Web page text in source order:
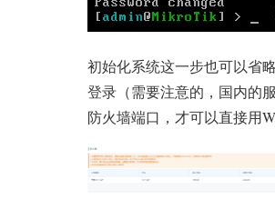
初始化系统这一步也可以省
登录（需要注意的，国内的
防火墙端口，才可以直接用